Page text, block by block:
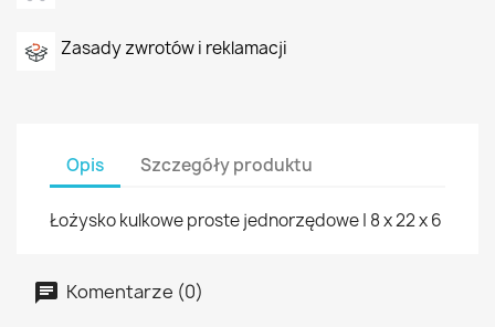
Zasady zwrotów i reklamacji
Opis Szczegóły produktu
Łożysko kulkowe proste jednorzędowe | 8 x 22 x 6
Komentarze (0)